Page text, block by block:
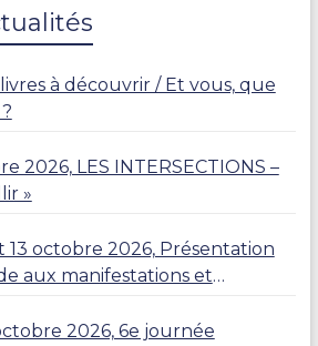
à découvrir / Et vous, que
2026, LES INTERSECTIONS –
»
13 octobre 2026, Présentation
aux manifestations et
2026, 6e journée